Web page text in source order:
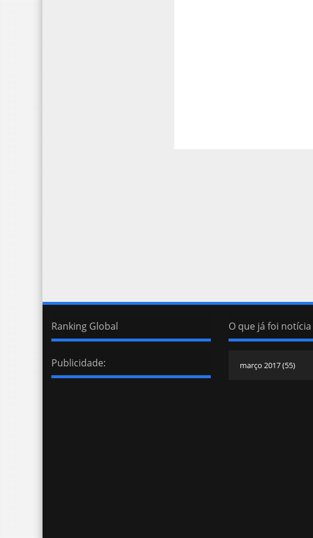
Ranking Global
Publicidade:
O que já foi notícia